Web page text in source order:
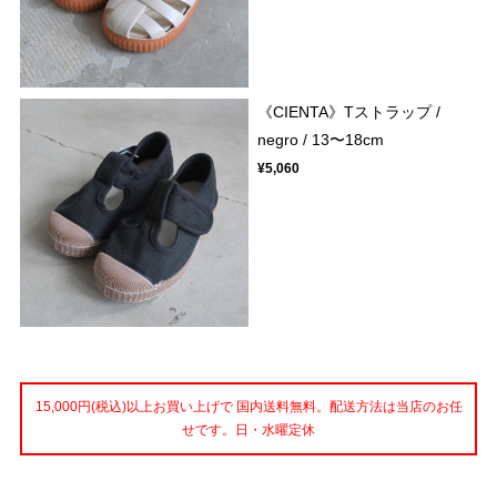
《CIENTA》Tストラップ /
negro / 13〜18cm
¥5,060
15,000円(税込)以上お買い上げで 国内送料無料。配送方法は当店のお任
せです。日・水曜定休